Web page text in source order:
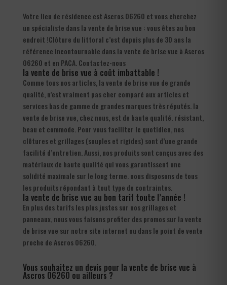
Votre lieu de résidence est Ascros 06260 et vous cherchez
un spécialiste dans la vente de brise vue : vous êtes au bon
endroit !Clôture du littoral c’est depuis plus de 30 ans la
référence incontournable dans la vente de brise vue à Ascros
06260 et en PACA. Contactez-nous
la vente de brise vue à coût imbattable !
Comme tous nos articles, la vente de brise vue de grande
qualité, n’est vraiment pas cher comparé aux articles et
services bas de gamme de grandes marques très réputés. la
vente de brise vue, chez nous, est de haute qualité. résistant,
beau et commode. Pour vous faciliter le quotidien, nos
clôtures et grillages (souples et rigides) sont d’une grande
facilité d’entretien. Aussi, nos produits sont conçus avec des
matériaux de haute qualité qui vous garantissent une
solidité maximale sur le long terme. nous disposons de tous
les produits répondant à tout type de contraintes.
la vente de brise vue au bon tarif toute l’année !
En plus des tarifs les plus justes sur nos grillages et
panneaux, nous vous faisons profiter des promos sur la vente
de brise vue sur notre site internet ou dans le point de vente
proche de Ascros 06260.
Vous souhaitez un devis pour la vente de brise vue à
Ascros 06260 ou ailleurs ?